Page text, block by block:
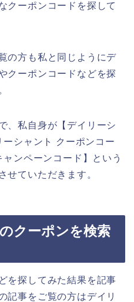
クーポンコードを探して
の方も私と同じようにデ
クーポンコードなどを探
、私自身が【デイリーシ
シャント クーポンコー
ンペーンコード】という
せていただきます。
クーポンを検索
を探してみた結果を記事
記事をご覧の方はデイリ